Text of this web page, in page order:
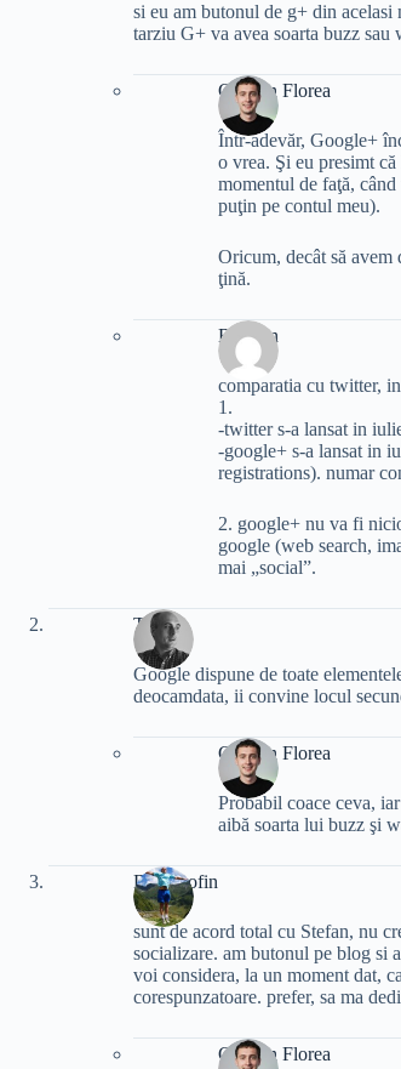
si eu am butonul de g+ din acelasi
tarziu G+ va avea soarta buzz
Cristian Florea
Într-adevăr, Google+
o vrea. Şi eu presimt
momentul de faţă,
puţin pe contul meu).
Oricum, decât să
ţină.
Bogdan
comparatia cu twitter,
1.
-twitter s-a lansat in
-google+ s-a lansat in
registrations). numar
2. google+ nu va fi
google (web search,
mai „social”.
Tudor
Google dispune de toate
deocamdata, ii convine locul
Cristian Florea
Probabil coace ceva,
aibă soarta lui buzz şi
Dan Trofin
sunt de acord total cu Stefan, nu
socializare. am butonul pe blog si
voi considera, la un moment dat,
corespunzatoare. prefer, sa ma
Cristian Florea